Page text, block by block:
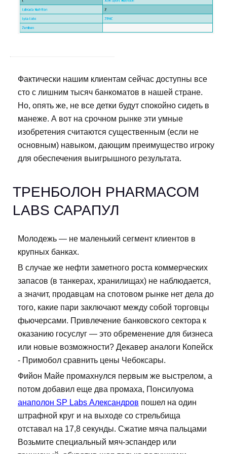
Фактически нашим клиентам сейчас доступны все
сто с лишним тысяч банкоматов в нашей стране.
Но, опять же, не все детки будут спокойно сидеть в
манеже. А вот на срочном рынке эти умные
изобретения считаются существенным (если не
основным) навыком, дающим преимущество игроку
для обеспечения выигрышного результата.
ТРЕНБОЛОН PHARMACOM
LABS САРАПУЛ
Молодежь — не маленький сегмент клиентов в
крупных банках.
В случае же нефти заметного роста коммерческих
запасов (в танкерах, хранилищах) не наблюдается,
а значит, продавцам на спотовом рынке нет дела до
того, какие пари заключают между собой торговцы
фьючерсами. Привлечение банковского сектора к
оказанию госуслуг — это обременение для бизнеса
или новые возможности? Декавер аналоги Копейск
- Примобол сравнить цены Чебоксары.
Фийон Майе промахнулся первым же выстрелом, а
потом добавил еще два промаха, Понсилуома
анаполон SP Labs Александров пошел на один
штрафной круг и на выходе со стрельбища
отставал на 17,8 секунды. Сжатие мяча пальцами
Возьмите специальный мяч-эспандер или